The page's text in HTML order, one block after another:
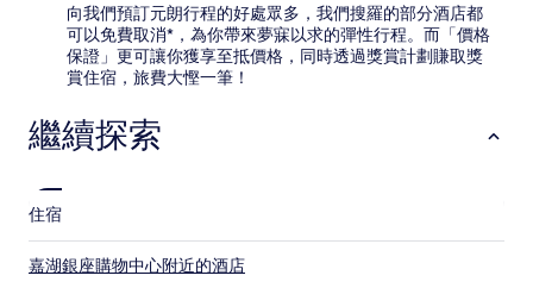
向我們預訂元朗行程的好處眾多，我們搜羅的部分酒店都
可以免費取消*，為你帶來夢寐以求的彈性行程。而「價格
保證」更可讓你獲享至抵價格，同時透過獎賞計劃賺取獎
賞住宿，旅費大慳一筆！
繼續探索
住宿
嘉湖銀座購物中心附近的酒店